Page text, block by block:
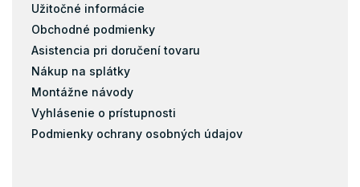
Užitočné informácie
Obchodné podmienky
Asistencia pri doručení tovaru
Nákup na splátky
Montážne návody
Vyhlásenie o prístupnosti
Podmienky ochrany osobných údajov